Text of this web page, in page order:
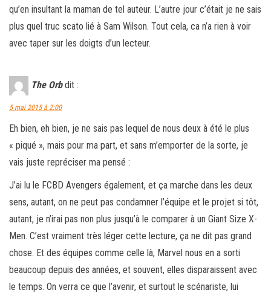
qu’en insultant la maman de tel auteur. L’autre jour c’était je ne sais
plus quel truc scato lié à Sam Wilson. Tout cela, ca n’a rien à voir
avec taper sur les doigts d’un lecteur.
The Orb dit :
5 mai 2015 à 2:00
Eh bien, eh bien, je ne sais pas lequel de nous deux à été le plus
« piqué », mais pour ma part, et sans m’emporter de la sorte, je
vais juste repréciser ma pensé :
J’ai lu le FCBD Avengers également, et ça marche dans les deux
sens, autant, on ne peut pas condamner l’équipe et le projet si tôt,
autant, je n’irai pas non plus jusqu’à le comparer à un Giant Size X-
Men. C’est vraiment très léger cette lecture, ça ne dit pas grand
chose. Et des équipes comme celle là, Marvel nous en a sorti
beaucoup depuis des années, et souvent, elles disparaissent avec
le temps. On verra ce que l’avenir, et surtout le scénariste, lui